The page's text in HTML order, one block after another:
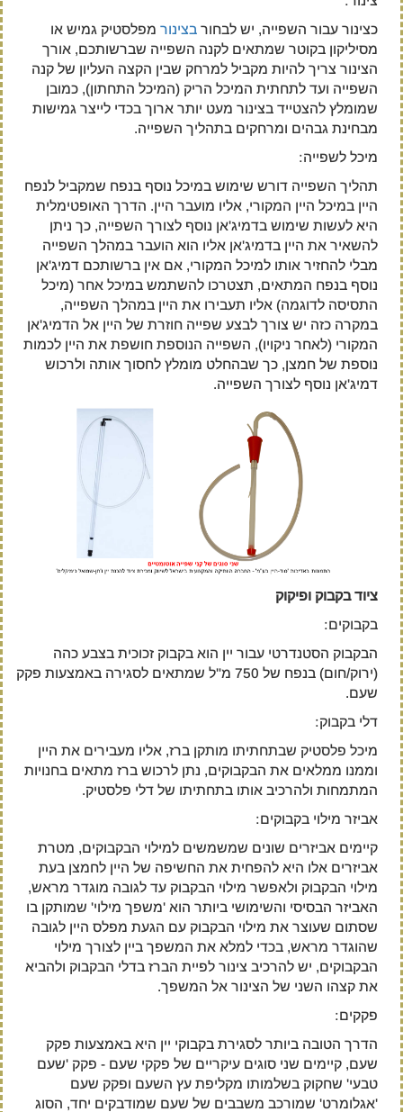
כצינור עבור השפייה, יש לבחור בצינור מפלסטיק גמיש או
מסיליקון בקוטר שמתאים לקנה השפייה שברשותכם, אורך
הצינור צריך להיות מקביל למרחק שבין הקצה העליון של קנה
השפייה ועד לתחתית המיכל הריק (המיכל התחתון), כמובן
שמומלץ להצטייד בצינור מעט יותר ארוך בכדי לייצר גמישות
מבחינת גבהים ומרחקים בתהליך השפייה.
מיכל לשפייה:
תהליך השפייה דורש שימוש במיכל נוסף בנפח שמקביל לנפח
היין במיכל היין המקורי, אליו מועבר היין. הדרך האופטימלית
היא לעשות שימוש בדמיג'אן נוסף לצורך השפייה, כך ניתן
להשאיר את היין בדמיג'אן אליו הוא הועבר במהלך השפייה
מבלי להחזיר אותו למיכל המקורי, אם אין ברשותכם דמיג'אן
נוסף בנפח המתאים, תצטרכו להשתמש במיכל אחר (מיכל
התסיסה לדוגמה) אליו תעבירו את היין במהלך השפייה,
במקרה כזה יש צורך לבצע שפייה חוזרת של היין אל הדמיג'אן
המקורי (לאחר ניקויו), השפייה הנוספת חושפת את היין לכמות
נוספת של חמצן, כך שבהחלט מומלץ לחסוך אותה ולרכוש
דמיג'אן נוסף לצורך השפייה.
ציוד בקבוק ופיקוק
בקבוקים:
הבקבוק הסטנדרטי עבור יין הוא בקבוק זכוכית בצבע כהה
(ירוק/חום) בנפח של 750 מ"ל שמתאים לסגירה באמצעות פקק
שעם.
דלי בקבוק:
מיכל פלסטיק שבתחתיתו מותקן ברז, אליו מעבירים את היין
וממנו ממלאים את הבקבוקים, נתן לרכוש ברז מתאים בחנויות
המתמחות ולהרכיב אותו בתחתיתו של דלי פלסטיק.
אביזר מילוי בקבוקים:
קיימים אביזרים שונים שמשמשים למילוי הבקבוקים, מטרת
אביזרים אלו היא להפחית את החשיפה של היין לחמצן בעת
מילוי הבקבוק ולאפשר מילוי הבקבוק עד לגובה מוגדר מראש,
האביזר הבסיסי והשימושי ביותר הוא 'משפך מילוי' שמותקן בו
שסתום שעוצר את מילוי הבקבוק עם הגעת מפלס היין לגובה
שהוגדר מראש, בכדי למלא את המשפך ביין לצורך מילוי
הבקבוקים, יש להרכיב צינור לפיית הברז בדלי הבקבוק ולהביא
את קצהו השני של הצינור אל המשפך.
פקקים:
הדרך הטובה ביותר לסגירת בקבוקי יין היא באמצעות פקק
שעם, קיימים שני סוגים עיקריים של פקקי שעם - פקק 'שעם
טבעי' שחקוק בשלמותו מקליפת עץ השעם ופקק שעם
'אגלומרט' שמורכב משבבים של שעם שמודבקים יחד, הסוג